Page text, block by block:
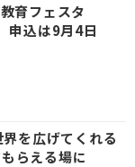
育フェスタ
込は9月4日
を広げてくれる
らえる場に